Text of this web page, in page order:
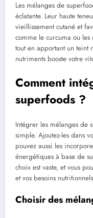
Les mélanges de
éclatante. Leur haute
vieillissement cutané et
comme le curcuma ou les
tout en apportant un teint
nutriments booste votre
Comment
superfoods ?
Intégrer les mélanges de
simple. Ajoutez-les dans
pouvez aussi les
énergétiques à base de
choix est vaste, et vous
et vos besoins
Choisir des